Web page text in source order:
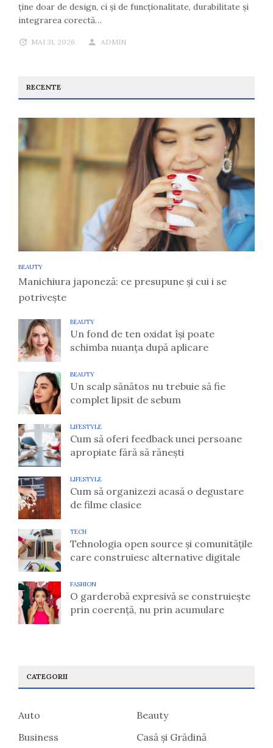
ține doar de design, ci și de funcționalitate, durabilitate și
integrarea corectă…
MAI 31, 2026 ADMIN
RECENTE
BEAUTY
Manichiura japoneză: ce presupune și cui i se
potrivește
BEAUTY
Un fond de ten oxidat își poate
schimba nuanța după aplicare
BEAUTY
Un scalp sănătos nu trebuie să fie
complet lipsit de sebum
LIFESTYLE
Cum să oferi feedback unei persoane
apropiate fără să rănești
LIFESTYLE
Cum să organizezi acasă o degustare
de filme clasice
TECH
Tehnologia open source și comunitățile
care construiesc alternative digitale
FASHION
O garderobă expresivă se construiește
prin coerență, nu prin acumulare
CATEGORII
Auto
Beauty
Business
Casă și Grădină